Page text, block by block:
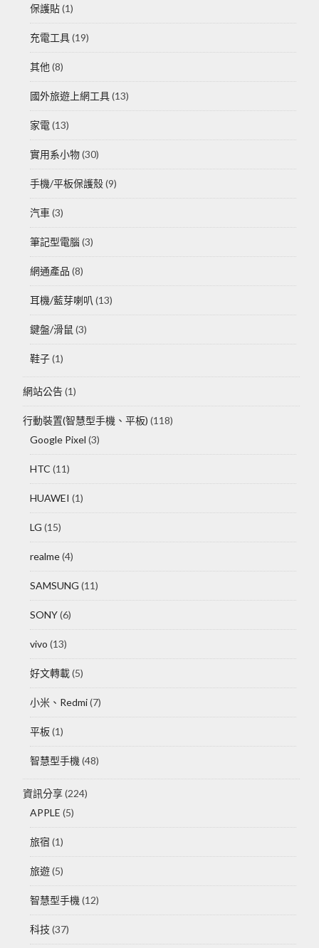
保護貼(1)
充電工具(19)
其他 (8)
國外旅遊上網工具(13)
家電 (13)
實用系小物(30)
手機/平板保護殼(9)
汽車 (3)
筆記型電腦(3)
網通產品 (8)
耳機/藍芽喇叭 (13)
鍵盤/滑鼠 (3)
鞋子(1)
網站公告(1)
行動裝置(智慧型手機、平板) (118)
Google Pixel (3)
HTC (11)
HUAWEI (1)
LG (15)
realme(4)
SAMSUNG (11)
SONY(6)
vivo (13)
好文轉載(5)
小米、Redmi(7)
平板(1)
智慧型手機 (48)
資訊分享(224)
APPLE (5)
旅宿 (1)
旅遊(5)
智慧型手機 (12)
科技 (37)